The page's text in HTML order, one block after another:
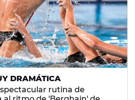
DRAMÁTICA
rutina de